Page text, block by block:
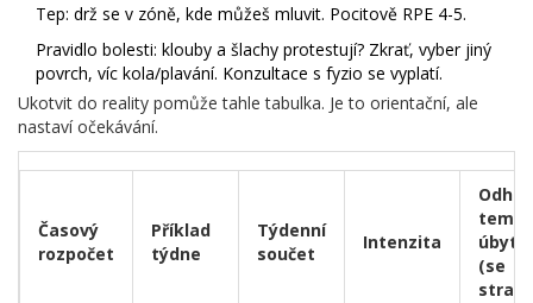
Tep: drž se v zóně, kde můžeš mluvit. Pocitově RPE 4-5.
Pravidlo bolesti: klouby a šlachy protestují? Zkrať, vyber jiný
povrch, víc kola/plavání. Konzultace s fyzio se vyplatí.
Ukotvit do reality pomůže tahle tabulka. Je to orientační, ale
nastaví očekávání.
Časový
rozpočet
Příklad
týdne
Týdenní
součet
Intenzita
Odhad
(se